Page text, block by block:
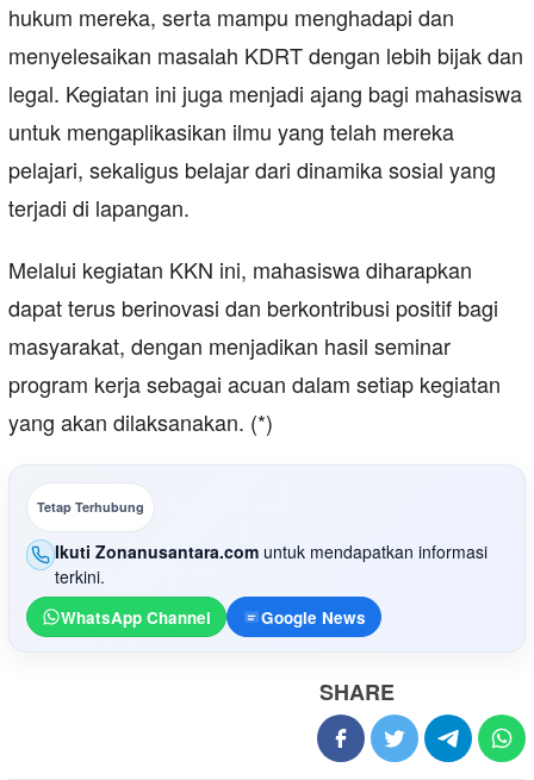
hukum mereka, serta mampu menghadapi dan
menyelesaikan masalah KDRT dengan lebih bijak dan
legal. Kegiatan ini juga menjadi ajang bagi mahasiswa
untuk mengaplikasikan ilmu yang telah mereka
pelajari, sekaligus belajar dari dinamika sosial yang
terjadi di lapangan.
Melalui kegiatan KKN ini, mahasiswa diharapkan
dapat terus berinovasi dan berkontribusi positif bagi
masyarakat, dengan menjadikan hasil seminar
program kerja sebagai acuan dalam setiap kegiatan
yang akan dilaksanakan. (*)
Tetap Terhubung
Ikuti Zonanusantara.com untuk mendapatkan informasi
terkini.
WhatsApp Channel Google News
SHARE